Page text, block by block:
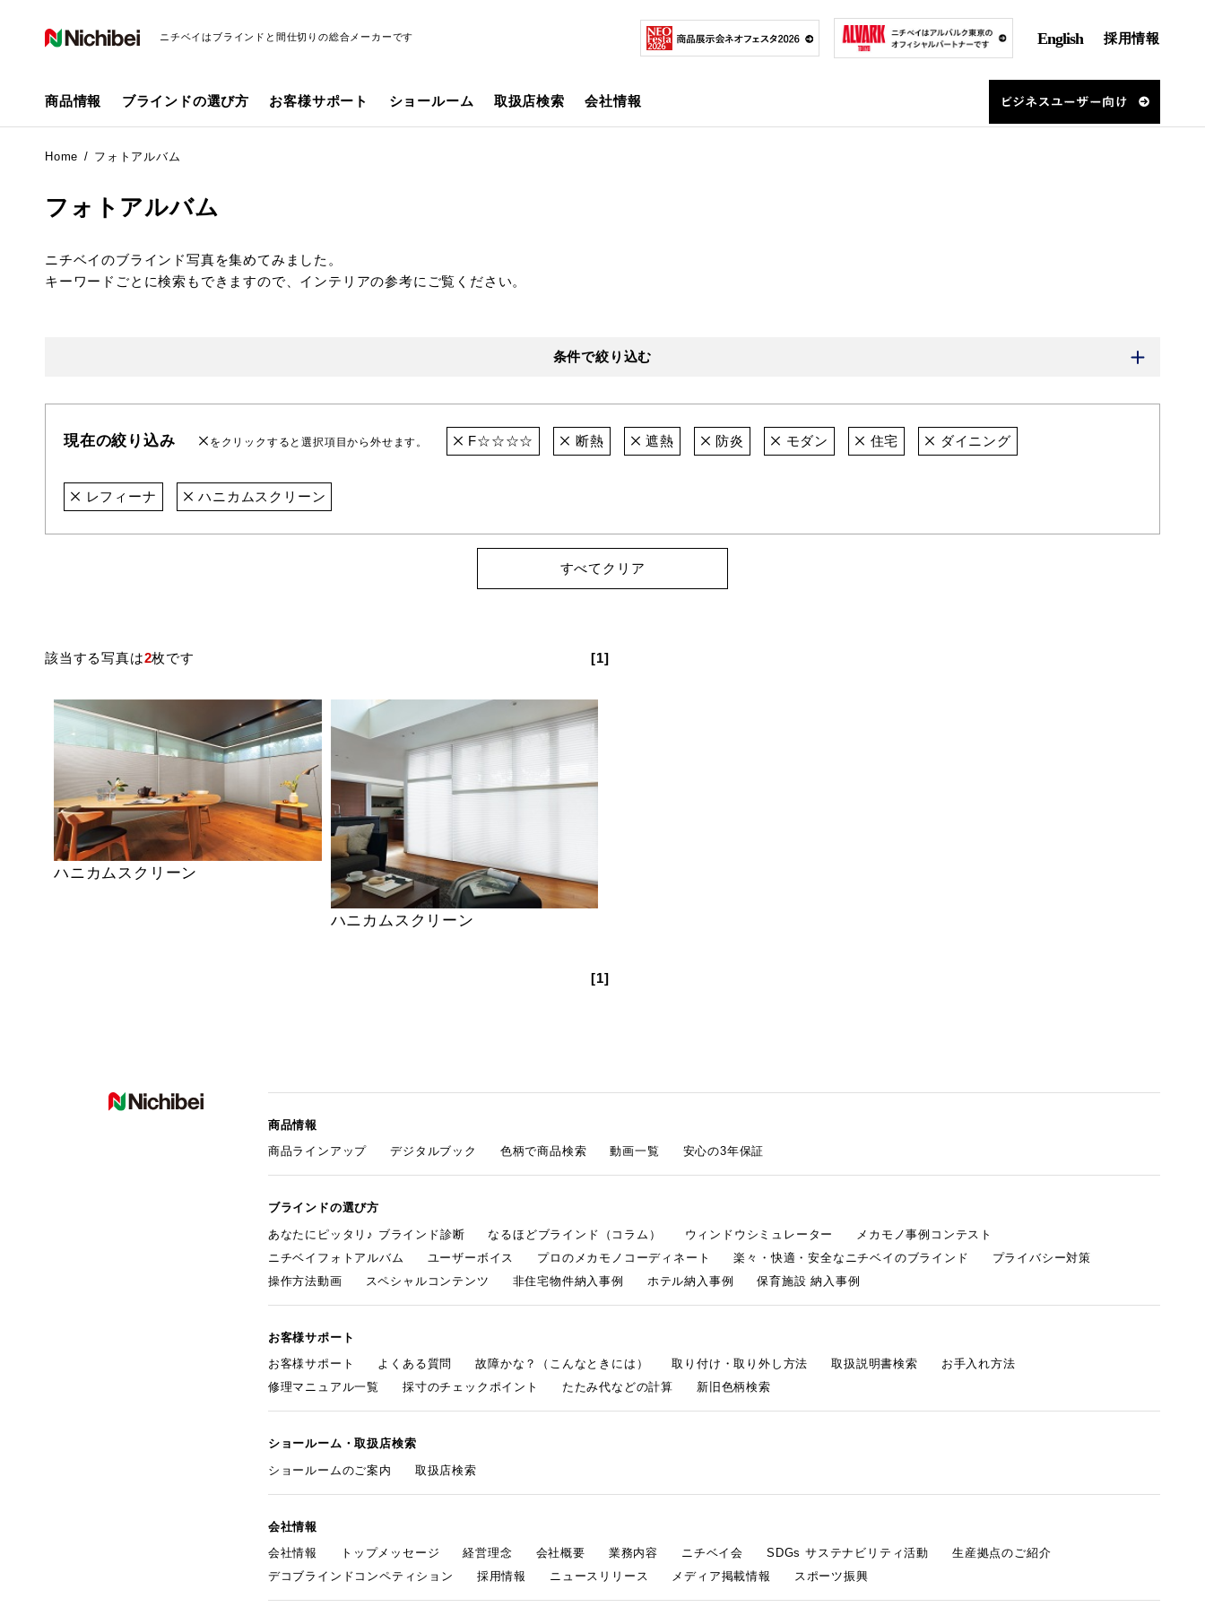
ニチベイはブラインドと間仕切りの総合メーカーです English 採用情報
商品情報 ブラインドの選び方 お客様サポート ショールーム 取扱店検索 会社情報
Home フォトアルバム
フォトアルバム
ニチベイのブラインド写真を集めてみました。
キーワードごとに検索もできますので、インテリアの参考にご覧ください。
条件で絞り込む
現在の絞り込み をクリックすると選択項目から外せます。 F☆☆☆☆ 断熱 遮熱 防炎 モダン 住宅 ダイニング
レフィーナ ハニカムスクリーン
すべてクリア
該当する写真は2枚です [1]
ハニカムスクリーン
ハニカムスクリーン
[1]
商品情報
商品ラインアップ
デジタルブック 色柄で商品検索 動画一覧 安心の3年保証
ブラインドの選び方
あなたにピッタリ♪ ブラインド診断
なるほどブラインド（コラム） ウィンドウシミュレーター
メカモノ事例コンテスト
ニチベイフォトアルバム
ユーザーボイス プロのメカモノコーディネート 楽々・快適・安全なニチベイのブラインド
プライバシー対策
操作方法動画
スペシャルコンテンツ 非住宅物件納入事例 ホテル納入事例 保育施設 納入事例
お客様サポート
お客様サポート
よくある質問 故障かな？（こんなときには） 取り付け・取り外し方法 取扱説明書検索
お手入れ方法
修理マニュアル一覧
採寸のチェックポイント たたみ代などの計算 新旧色柄検索
ショールーム・取扱店検索
ショールームのご案内
取扱店検索
会社情報
会社情報
トップメッセージ 経営理念 会社概要 業務内容 ニチベイ会 SDGs サステナビリティ活動
生産拠点のご紹介
デコブラインドコンペティション
採用情報 ニュースリリース メディア掲載情報 スポーツ振興